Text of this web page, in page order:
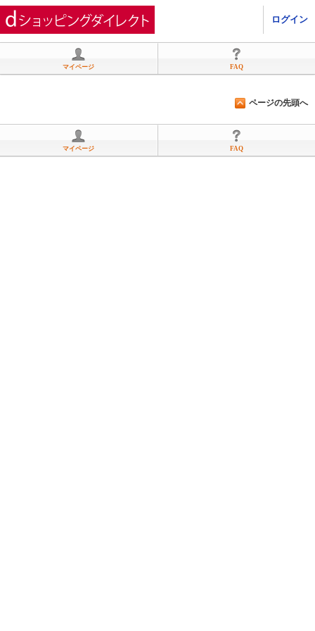
ログイン
マイページ FAQ
ページの先頭へ
マイページ FAQ